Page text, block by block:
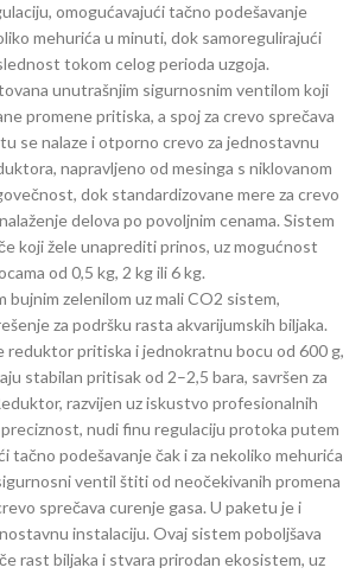
omogućavajući tačno podešavanje
mehurića u minuti, dok samoregulirajući
tokom celog perioda uzgoja.
unutrašnjim sigurnosnim ventilom koji
promene pritiska, a spoj za crevo sprečava
se nalaze i otporno crevo za jednostavnu
napravljeno od mesinga s niklovanom
dok standardizovane mere za crevo
delova po povoljnim cenama. Sistem
koji žele unaprediti prinos, uz mogućnost
od 0,5 kg, 2 kg ili 6 kg.
bujnim zelenilom uzmali CO2 sistem,
za podršku rasta akvarijumskih biljaka.
reduktor pritiska i jednokratnu bocu od 600 g,
stabilan pritisak od 2–2,5 bara, savršen za
razvijen uz iskustvo profesionalnih
nudi finu regulaciju protoka putem
tačno podešavanje čak i za nekoliko mehurića
ventil štiti od neočekivanih promena
sprečava curenje gasa. U paketu je i
instalaciju. Ovaj sistem poboljšava
rast biljaka i stvara prirodan ekosistem, uz